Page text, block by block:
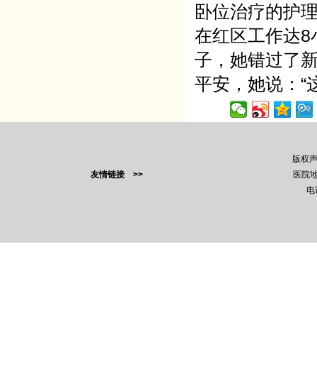
卧位治疗的护
在红区工作达8
子，她错过了
平安，她说：“
友情链接 >>
版权
医院